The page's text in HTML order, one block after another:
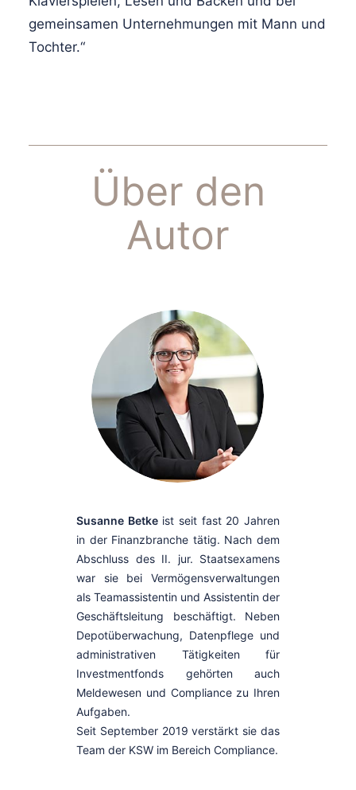
gemeinsamen Unternehmungen mit Mann und
Tochter.“
Über den
Autor
Susanne Betkeist seit fast 20 Jahren
in der Finanzbranche tätig. Nach dem
Abschluss des II. jur. Staatsexamens
war sie bei Vermögensverwaltungen
als Teamassistentin und Assistentin der
Geschäftsleitung beschäftigt. Neben
Depotüberwachung, Datenpflege und
administrativen Tätigkeiten für
Investmentfonds gehörten auch
Meldewesen und Compliance zu Ihren
Aufgaben.
Seit September 2019 verstärkt sie das
Team der KSW im Bereich Compliance.